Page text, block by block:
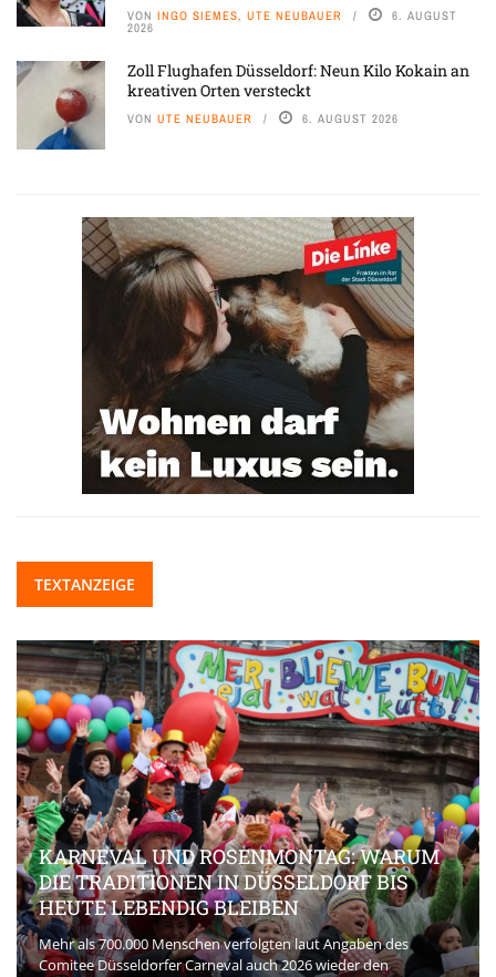
VON INGO SIEMES, UTE NEUBAUER 6. AUGUST
2026
Zoll Flughafen Düsseldorf: Neun Kilo Kokain an
kreativen Orten versteckt
VON UTE NEUBAUER 6. AUGUST 2026
TEXTANZEIGE
KARNEVAL UND ROSENMONTAG: WARUM
DIE TRADITIONEN IN DÜSSELDORF BIS
HEUTE LEBENDIG BLEIBEN
Mehr als 700.000 Menschen verfolgten laut Angaben des
Comitee Düsseldorfer Carneval auch 2026 wieder den